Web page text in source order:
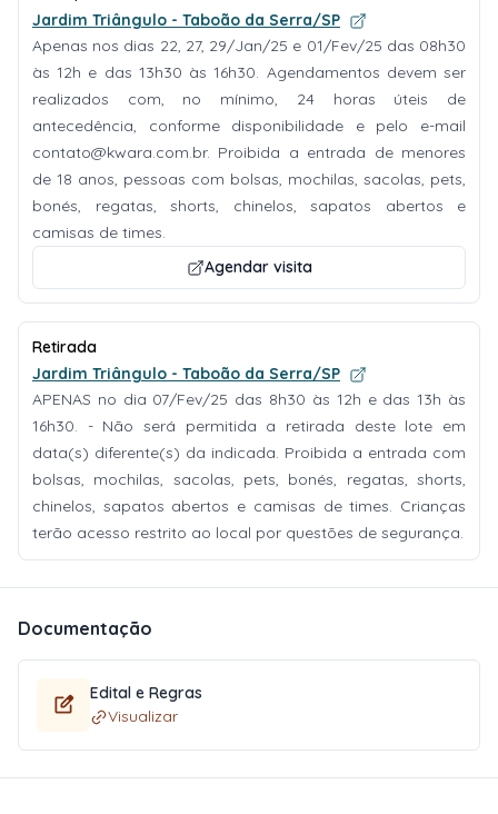
Jardim Triângulo - Taboão da Serra/SP
Apenas nos dias 22, 27, 29/Jan/25 e 01/Fev/25 das 08h30
às 12h e das 13h30 às 16h30. Agendamentos devem ser
realizados com, no mínimo, 24 horas úteis de
antecedência, conforme disponibilidade e pelo e-mail
contato@kwara.com.br. Proibida a entrada de menores
de 18 anos, pessoas com bolsas, mochilas, sacolas, pets,
bonés, regatas, shorts, chinelos, sapatos abertos e
camisas de times.
Agendar visita
Retirada
Jardim Triângulo - Taboão da Serra/SP
APENAS no dia 07/Fev/25 das 8h30 às 12h e das 13h às
16h30. - Não será permitida a retirada deste lote em
data(s) diferente(s) da indicada. Proibida a entrada com
bolsas, mochilas, sacolas, pets, bonés, regatas, shorts,
chinelos, sapatos abertos e camisas de times. Crianças
terão acesso restrito ao local por questões de segurança.
Documentação
Edital e Regras
Visualizar